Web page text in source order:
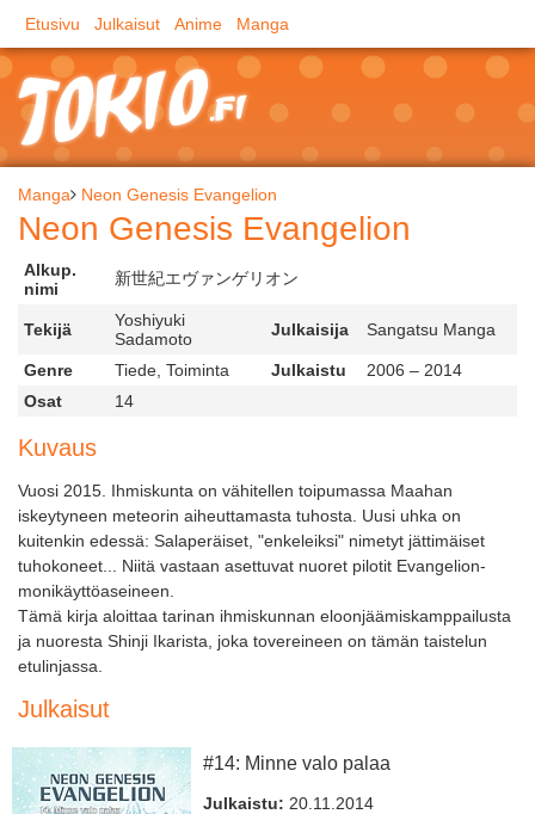
Etusivu Julkaisut Anime Manga
Manga Neon Genesis Evangelion
Neon Genesis Evangelion
Alkup.
nimi
新世紀エヴァンゲリオン
Tekijä
Yoshiyuki
Sadamoto
Julkaisija Sangatsu Manga
Genre Tiede, Toiminta Julkaistu
2006 – 2014
Osat
14
Kuvaus
Vuosi 2015. Ihmiskunta on vähitellen toipumassa Maahan
iskeytyneen meteorin aiheuttamasta tuhosta. Uusi uhka on
kuitenkin edessä: Salaperäiset, "enkeleiksi" nimetyt jättimäiset
tuhokoneet... Niitä vastaan asettuvat nuoret pilotit Evangelion-
monikäyttöaseineen.
Tämä kirja aloittaa tarinan ihmiskunnan eloonjäämiskamppailusta
ja nuoresta Shinji Ikarista, joka tovereineen on tämän taistelun
etulinjassa.
Julkaisut
#14: Minne valo palaa
Julkaistu: 20.11.2014